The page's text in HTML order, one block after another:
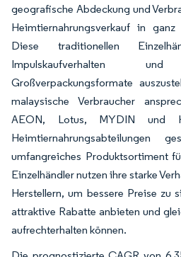
geografische Abdeckung und
Heimtiernahrungsverkauf in
Diese traditionellen
Impulskaufverhalten
Großverpackungsformate
malaysische Verbraucher
AEON, Lotus, MYDIN und
Heimtiernahrungsabteilungen
umfangreiches Produktsortiment
Einzelhändler nutzen ihre starke
Herstellern, um bessere Preise zu
attraktive Rabatte anbieten und
aufrechterhalten können.